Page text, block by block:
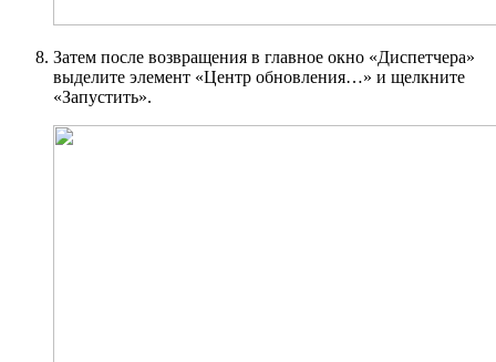
Затем после возвращения в главное окно «Диспетчера»
выделите элемент «Центр обновления…» и щелкните
«Запустить».